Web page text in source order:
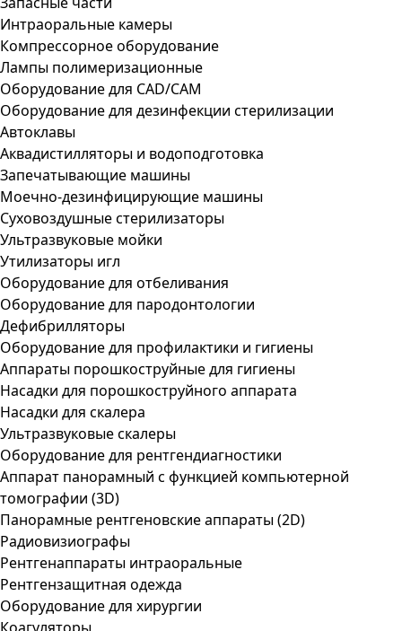
Интраоральные камеры
Компрессорное оборудование
Лампы полимеризационные
Оборудование для CAD/CAM
Оборудование для дезинфекции стерилизации
Автоклавы
Аквадистилляторы и водоподготовка
Запечатывающие машины
Моечно-дезинфицирующие машины
Суховоздушные стерилизаторы
Ультразвуковые мойки
Утилизаторы игл
Оборудование для отбеливания
Оборудование для пародонтологии
Дефибрилляторы
Оборудование для профилактики и гигиены
Аппараты порошкоструйные для гигиены
Насадки для порошкоструйного аппарата
Насадки для скалера
Ультразвуковые скалеры
Оборудование для рентгендиагностики
Аппарат панорамный с функцией компьютерной
томографии (3D)
Панорамные рентгеновские аппараты (2D)
Радиовизиографы
Рентгенаппараты интраоральные
Рентгензащитная одежда
Оборудование для хирургии